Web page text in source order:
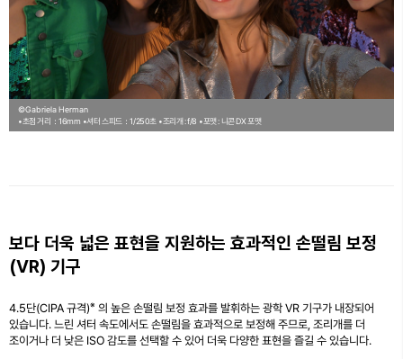
©Gabriela Herman
•초점 거리：16mm •셔터 스피드：1/250초 •조리개 : f/8 •포맷 : 니콘 DX 포맷
보다 더욱 넓은 표현을 지원하는 효과적인 손떨림 보정
(VR) 기구
4.5단(CIPA 규격)※ 의 높은 손떨림 보정 효과를 발휘하는 광학 VR 기구가 내장되어
있습니다. 느린 셔터 속도에서도 손떨림을 효과적으로 보정해 주므로, 조리개를 더
조이거나 더 낮은 ISO 감도를 선택할 수 있어 더욱 다양한 표현을 즐길 수 있습니다.